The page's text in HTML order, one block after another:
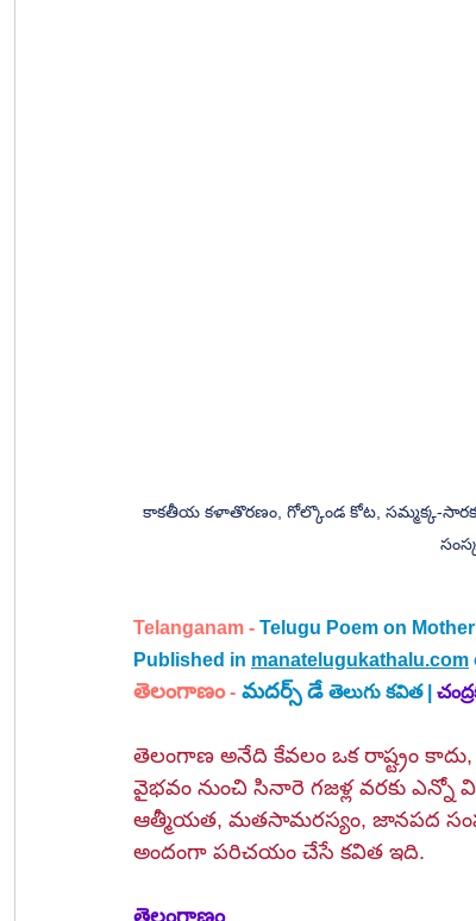
కాకతీయ కళాతొరణం, గోల్కొండ కోట, సమ్మక్క-
Telanganam - Telugu Poem on
Published in manatelugukathalu.com
తెలంగాణం - మదర్స్ డే తెలుగు కవిత |
తెలంగాణ అనేది కేవలం ఒక రాష్ట్రం
వైభవం నుంచి సినారె గజళ్ల వరకు
ఆత్మీయత, మతసామరస్యం, జానపద
అందంగా పరిచయం చేసే కవిత ఇది.
తెలంగాణం